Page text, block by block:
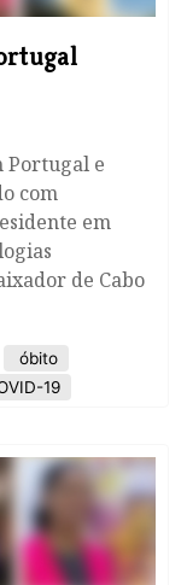
Portugal e
com
em
de Cabo
óbito
19